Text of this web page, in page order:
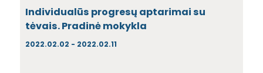
Individualūs progresų aptarimai su
tėvais. Pradinė mokykla
2022.02.02 - 2022.02.11